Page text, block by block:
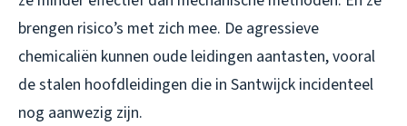
brengen risico’s met zich mee. De agressieve
chemicaliën kunnen oude leidingen aantasten, vooral
de stalen hoofdleidingen die in Santwijck incidenteel
nog aanwezig zijn.